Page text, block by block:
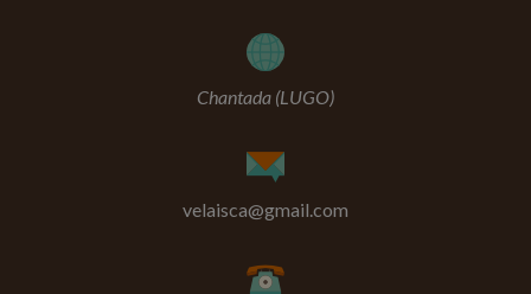
Chantada (LUGO)
velaisca@gmail.com